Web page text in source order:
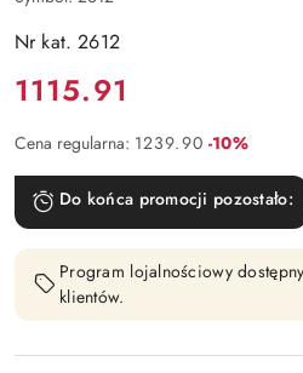
Nr kat. 2612
Cena:
1115.91
Cena regularna: 1239.90 Rabat:
-10%
Do końca promocji pozostało:
Program lojalnościowy
klientów.